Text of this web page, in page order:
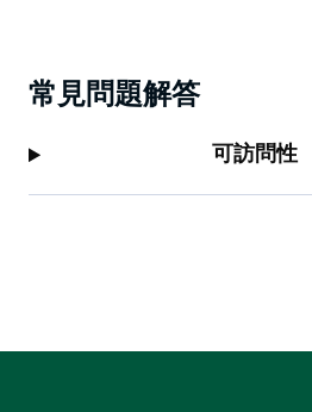
常見問題解答
可訪問性